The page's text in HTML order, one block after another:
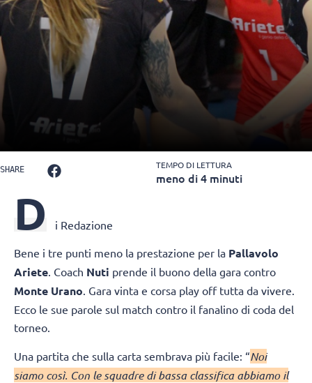
SHARE TEMPO DI LETTURA
meno di 4 minuti
D i Redazione
Bene i tre punti meno la prestazione per la Pallavolo
Ariete. Coach Nuti prende il buono della gara contro
Monte Urano. Gara vinta e corsa play off tutta da vivere.
Ecco le sue parole sul match contro il fanalino di coda del
torneo.
Una partita che sulla carta sembrava più facile: “Noi
siamo così. Con le squadre di bassa classifica abbiamo il